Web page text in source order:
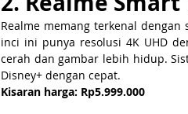
Realme memang terkenal dengan
inci ini punya resolusi 4K UHD
cerah dan gambar lebih hidup.
Disney+ dengan cepat.
Kisaran harga: Rp5.999.000